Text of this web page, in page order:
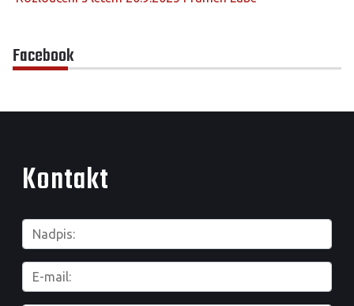
Facebook
Kontakt